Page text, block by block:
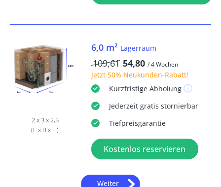
2 x 3 x 2,5
(L x B x H)
6,0 m² Lagerraum
109,61 54,80 / 4 Wochen
Jetzt 50% Neukunden-Rabatt!
KurzfristigeAbholung
Jederzeit gratis stornierbar
Tiefpreisgarantie
Kostenlos reservieren
Weiter